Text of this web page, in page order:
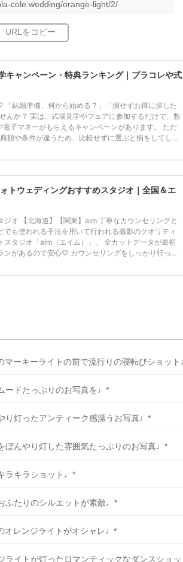
cole.wedding/orange-light/2/
キャンペーン・特典ランキング｜プラコレや式
「結婚準備、何から始める？」「損せずお得に探した
んか？ 実は、式場見学やフェアに参加するだけで、数
電子マネーがもらえるキャンペーンがあります。 ただ
額や条件が違うため、比較せずに選ぶと損をしてしま
グを公開！ 比較サイト：プラコレ、ゼクシィ、ハナユ
ウェディング診断」か、体験型 […]続きを読む
トウェディングおすすめスタジオ｜全国＆エ
ジオ 【北海道】【関東】aim 丁寧なカウンセリングと
でも使われる手法を用いて行われる撮影のクオリティ
スタジオ「aim（エイム）」。 全カットデータが最初
ンがあるので安心♡ カウンセリングをしっかり行って
キュートな雰囲気が希望の花嫁さまにおすすめなスタ
ーキーライトの前で流行りの寝転びショッ
ードたっぷりのお写真を♩*
り灯ったアンティーク感漂うお写真♩*
ぼんやり灯した雰囲気たっぷりのお写真♩*
ラキラショット♩*
ふたりのシルエットが素敵♩*
オレンジライトがオシャレ♩*
ライトが灯ったロマンティックなダンスショッ